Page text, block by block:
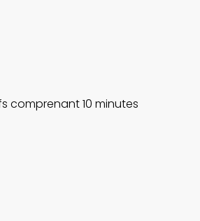
comprenant 10 minutes